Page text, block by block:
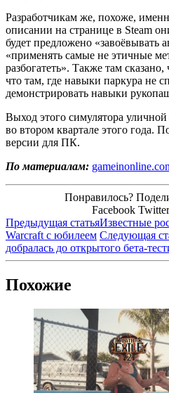
Разработчикам же, похоже,
описании на странице в Steam
будет предложено «завоёвывать
«применять самые не этичные
разбогатеть». Также там
что там, где навыки паркура не
демонстрировать навыки
Выход этого симулятора
во втором квартале этого года.
версии для ПК.
По материалам:
Понравилось?
Facebook Twitter
Предыдущая статьяИзвестные
Warcraft с юбилеем Следующая
добралась до открытого бета-
Похожие